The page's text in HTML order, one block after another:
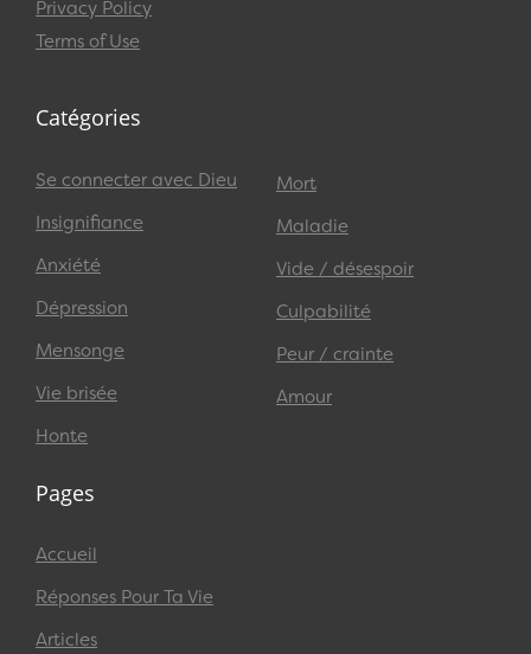
Privacy Policy
Terms of Use
Catégories
Se connecter avec Dieu
Insignifiance
Anxiété
Dépression
Mensonge
Vie brisée
Honte
Mort
Maladie
Vide / désespoir
Culpabilité
Peur / crainte
Amour
Pages
Accueil
Réponses Pour Ta Vie
Articles